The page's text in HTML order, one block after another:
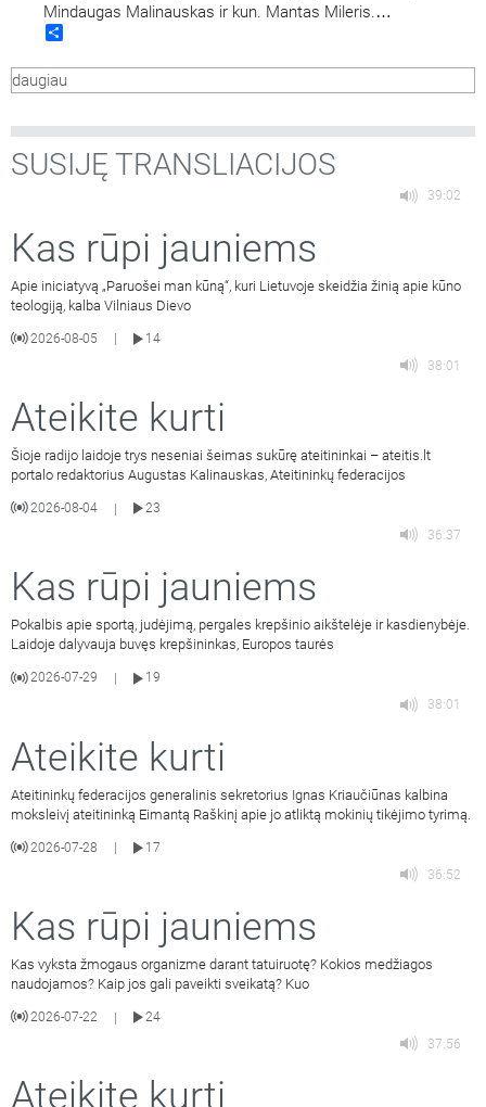
Mindaugas Malinauskas ir kun. Mantas Mileris.
Pristato „Magis“ projektą ir kalbasi apie jaunystę ir viltį.
daugiau
SUSIJĘ TRANSLIACIJOS
39:02
Kas rūpi jauniems
Apie iniciatyvą „Paruošei man kūną“, kuri Lietuvoje skeidžia žinią apie kūno
teologiją, kalba Vilniaus Dievo
2026-08-05
14
38:01
Ateikite kurti
Šioje radijo laidoje trys neseniai šeimas sukūrę ateitininkai – ateitis.lt
portalo redaktorius Augustas Kalinauskas, Ateitininkų federacijos
2026-08-04 |
23
36:37
Kas rūpi jauniems
Pokalbis apie sportą, judėjimą, pergales krepšinio aikštelėje ir kasdienybėje.
Laidoje dalyvauja buvęs krepšininkas, Europos taurės
2026-07-29
19
38:01
Ateikite kurti
Ateitininkų federacijos generalinis sekretorius Ignas Kriaučiūnas kalbina
moksleivį ateitininką Eimantą Raškinį apie jo atliktą mokinių tikėjimo tyrimą.
2026-07-28
17
36:52
Kas rūpi jauniems
Kas vyksta žmogaus organizme darant tatuiruotę? Kokios medžiagos
naudojamos? Kaip jos gali paveikti sveikatą? Kuo
2026-07-22 |
24
37:56
Ateikite kurti